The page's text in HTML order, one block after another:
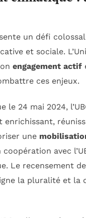
un défi
et sociale.
engagement actif
ces enjeux.
le 24 mai 2024,
enrichissant,
une
avec
Le recensement
la pluralité et la